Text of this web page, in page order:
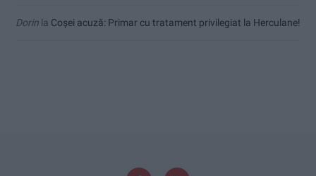
Dorin la Coșei acuză: Primar cu tratament privilegiat la Herculane!